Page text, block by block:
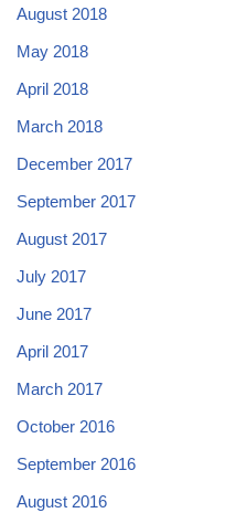
August 2018
May 2018
April 2018
March 2018
December 2017
September 2017
August 2017
July 2017
June 2017
April 2017
March 2017
October 2016
September 2016
August 2016